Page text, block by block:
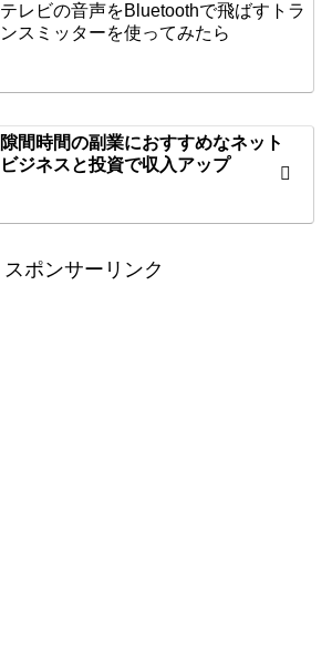
テレビの音声をBluetoothで飛ばすトラ
ンスミッターを使ってみたら
隙間時間の副業におすすめなネット
ビジネスと投資で収入アップ
スポンサーリンク